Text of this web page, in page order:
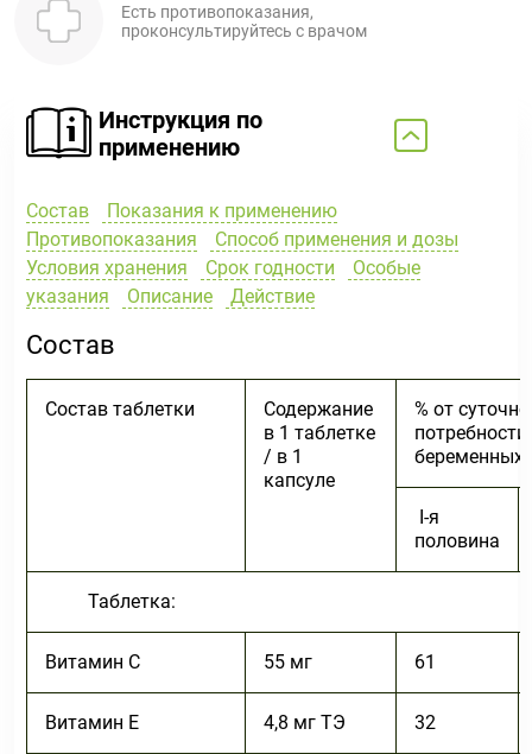
Есть противопоказания,
проконсультируйтесь с врачом
Инструкция по
применению
Состав
Показания к применению
Противопоказания
Способ применения и дозы
Условия хранения
Срок годности
Особые
указания
Описание Действие
Состав
Состав таблетки
Содержание
в 1 таблетке
/ в 1
капсуле
% от
потребности
беременных
I-я
половина
Таблетка:
Витамин С 55 мг 61
Витамин E 4,8 мг ТЭ 32